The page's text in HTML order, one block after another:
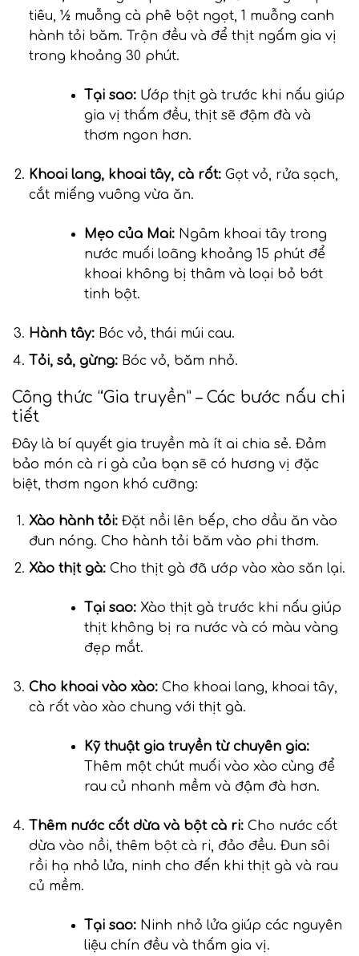
tiêu, ½ muỗng cà phê bột ngọt, 1 muỗng canh
hành tỏi băm. Trộn đều và để thịt ngấm gia vị
trong khoảng 30 phút.
Tại sao:Ướp thịt gà trước khi nấu giúp
gia vị thấm đều, thịt sẽ đậm đà và
thơm ngon hơn.
Khoai lang, khoai tây, cà rốt:Gọt vỏ, rửa sạch,
cắt miếng vuông vừa ăn.
Mẹo của Mai:Ngâm khoai tây trong
nước muối loãng khoảng 15 phút để
khoai không bị thâm và loại bỏ bớt
tinh bột.
Hành tây:Bóc vỏ, thái múi cau.
Tỏi, sả, gừng:Bóc vỏ, băm nhỏ.
Công thức “Gia truyền” – Các bước nấu chi
tiết
Đây là bí quyết gia truyền mà ít ai chia sẻ. Đảm
bảo món cà ri gà của bạn sẽ có hương vị đặc
biệt, thơm ngon khó cưỡng:
Xào hành tỏi:Đặt nồi lên bếp, cho dầu ăn vào
đun nóng. Cho hành tỏi băm vào phi thơm.
Xào thịt gà:Cho thịt gà đã ướp vào xào săn lại.
Tại sao:Xào thịt gà trước khi nấu giúp
thịt không bị ra nước và có màu vàng
đẹp mắt.
Cho khoai vào xào:Cho khoai lang, khoai tây,
cà rốt vào xào chung với thịt gà.
Kỹ thuật gia truyền từ chuyên gia:
Thêm một chút muối vào xào cùng để
rau củ nhanh mềm và đậm đà hơn.
Thêm nước cốt dừa và bột cà ri:Cho nước cốt
dừa vào nồi, thêm bột cà ri, đảo đều. Đun sôi
rồi hạ nhỏ lửa, ninh cho đến khi thịt gà và rau
củ mềm.
Tại sao:Ninh nhỏ lửa giúp các nguyên
liệu chín đều và thấm gia vị.